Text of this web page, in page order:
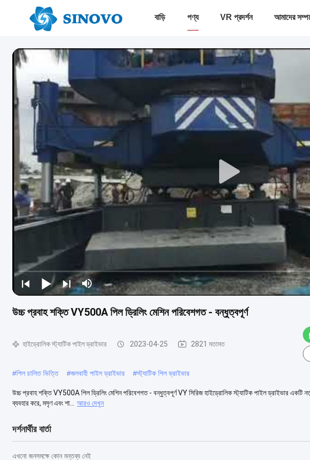
বাড়ি পণ্য VR প্রদর্শন আমাদের
উচ্চ প্রবাহ শক্তি VY500A পিল ড্রিলিং মেশিন পরিবেশগত - বন্ধুত্বপূর্ণ
হাইড্রোলিক স্ট্যাটিক পাইল ড্রাইভার 2023-04-25 2821 মতামত
#পিল চালিত ভিত্তি #জলবাহী পাইল ড্রাইভার #স্ট্যাটিক পিল ড্রাইভার
উচ্চ প্রবাহ শক্তি VY500A পিল ড্রিলিং মেশিন পরিবেশগত - বন্ধুত্বপূর্ণ VY সিরিজ হাইড্রোলিক স্ট্যাটিক পাইল ড্রাইভার একটি
ব্যবহার করে, মসৃণ এবং শা...
আরও দেখুন
দর্শনার্থীর বার্তা
এখনো জনসমক্ষে কোন মন্তব্য নেই